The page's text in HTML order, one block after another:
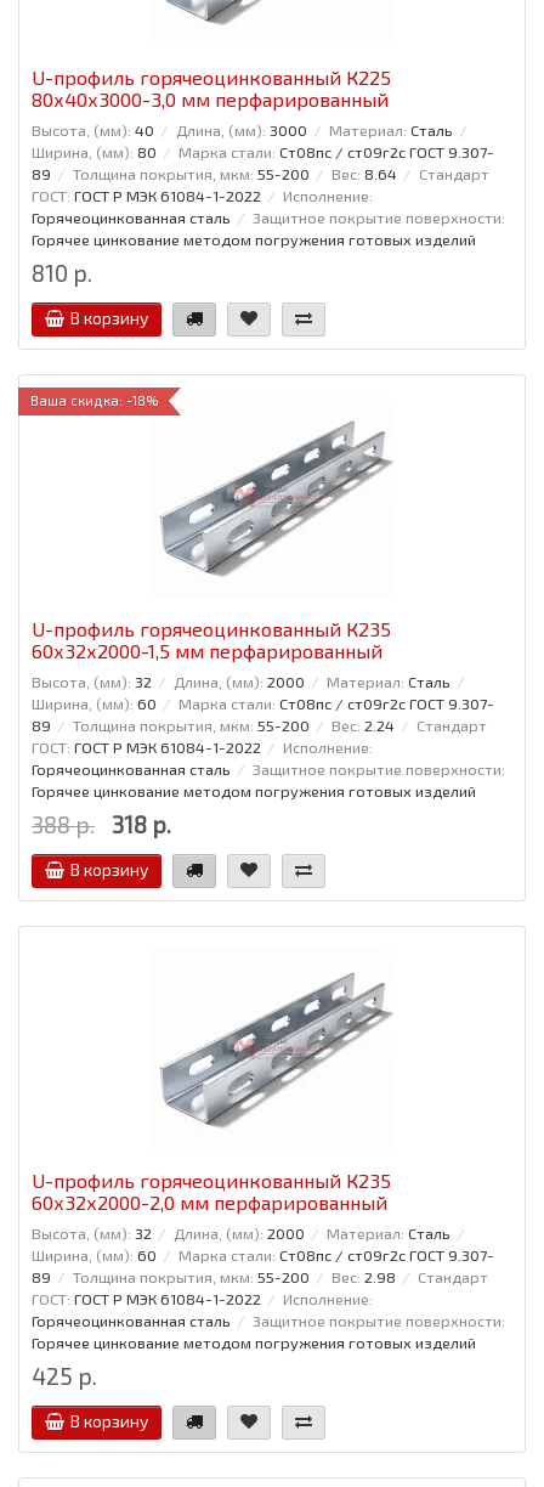
U-профиль горячеоцинкованный К225
80x40x3000-3,0 мм перфарированный
Высота, (мм): 40 Длина, (мм): 3000 Материал: Сталь
Ширина, (мм): 80 Марка стали: Ст08пс / ст09г2с ГОСТ 9.307-
89
Толщина покрытия, мкм: 55-200 Вес: 8.64
Стандарт
ГОСТ: ГОСТ Р МЭК 61084-1-2022
Исполнение:
Горячеоцинкованная сталь
Защитное покрытие поверхности:
Горячее цинкование методом погружения готовых изделий
810 р.
В корзину
Ваша скидка: -18%
U-профиль горячеоцинкованный К235
60x32x2000-1,5 мм перфарированный
Высота, (мм): 32 Длина, (мм): 2000 Материал: Сталь
Ширина, (мм): 60 Марка стали: Ст08пс / ст09г2с ГОСТ 9.307-
89
Толщина покрытия, мкм: 55-200 Вес: 2.24
Стандарт
ГОСТ: ГОСТ Р МЭК 61084-1-2022
Исполнение:
Горячеоцинкованная сталь
Защитное покрытие поверхности:
Горячее цинкование методом погружения готовых изделий
388 р. 318 р.
В корзину
U-профиль горячеоцинкованный К235
60x32x2000-2,0 мм перфарированный
Высота, (мм): 32 Длина, (мм): 2000 Материал: Сталь
Ширина, (мм): 60 Марка стали: Ст08пс / ст09г2с ГОСТ 9.307-
89
Толщина покрытия, мкм: 55-200 Вес: 2.98
Стандарт
ГОСТ: ГОСТ Р МЭК 61084-1-2022
Исполнение:
Горячеоцинкованная сталь
Защитное покрытие поверхности:
Горячее цинкование методом погружения готовых изделий
425 р.
В корзину